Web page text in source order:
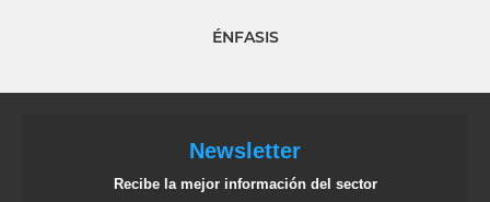
ÉNFASIS
Newsletter
Recibe la mejor información del sector